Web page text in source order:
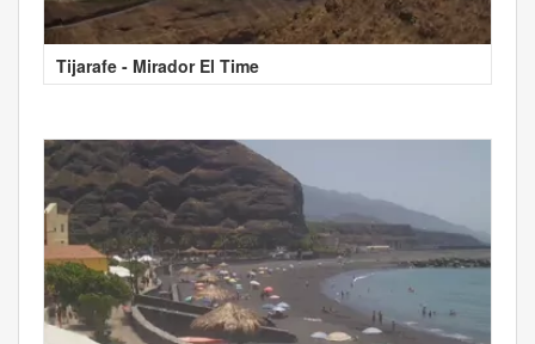
Tijarafe - Mirador El Time